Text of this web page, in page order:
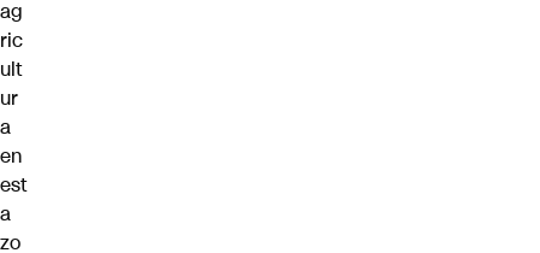
ag
ric
ult
ur
a
en
est
a
zo